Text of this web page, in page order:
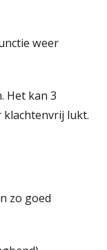
weer
Het kan 3
klachtenvrij lukt.
zo goed